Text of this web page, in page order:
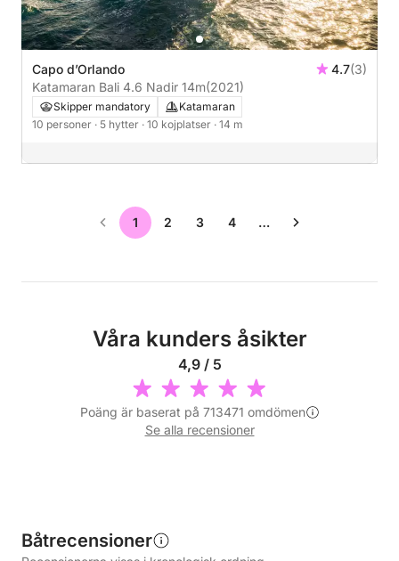
Capo d’Orlando 4.7(3)
Katamaran Bali 4.6 Nadir 14m(2021)
Skipper mandatory
Katamaran
10 personer · 5 hytter · 10 kojplatser · 14 m
1 2 3 4 …
Våra kunders åsikter
4,9 / 5
Poäng är baserat på 713471 omdömen
Se alla recensioner
Båtrecensioner